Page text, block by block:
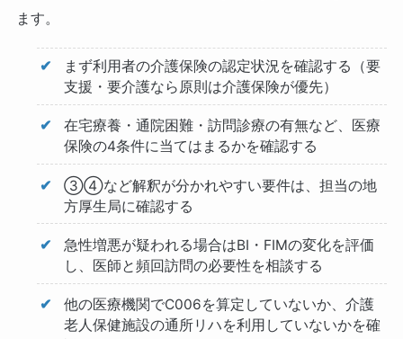
ます。
まず利用者の介護保険の認定状況を確認する（要
支援・要介護なら原則は介護保険が優先）
在宅療養・通院困難・訪問診療の有無など、医療
保険の4条件に当てはまるかを確認する
③④など解釈が分かれやすい要件は、担当の地
方厚生局に確認する
急性増悪が疑われる場合はBI・FIMの変化を評価
し、医師と頻回訪問の必要性を相談する
他の医療機関でC006を算定していないか、介護
老人保健施設の通所リハを利用していないかを確